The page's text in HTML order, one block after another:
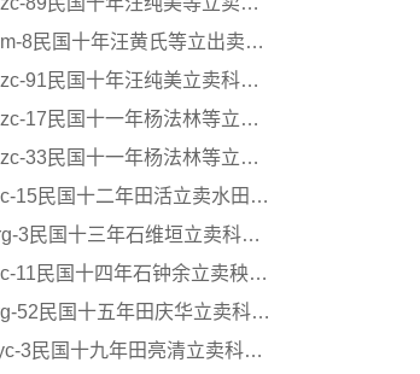
民国十年汪黄氏等立出卖科田文契
91民国十年汪纯美立卖科田文契
民国十一年杨法林等立卖科田文契
民国十一年杨法林等立卖科田文契
15民国十二年田活立卖水田文契
民国十三年石维垣立卖科田文契
民国十四年石钟余立卖秧田文契
民国十五年田庆华立卖科田文契
3民国十九年田亮清立卖科田文契